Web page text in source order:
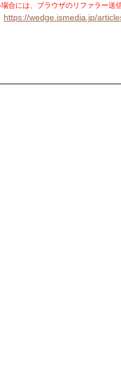
合には、ブラウザのリファラー送
https://wedge.ismedia.jp/